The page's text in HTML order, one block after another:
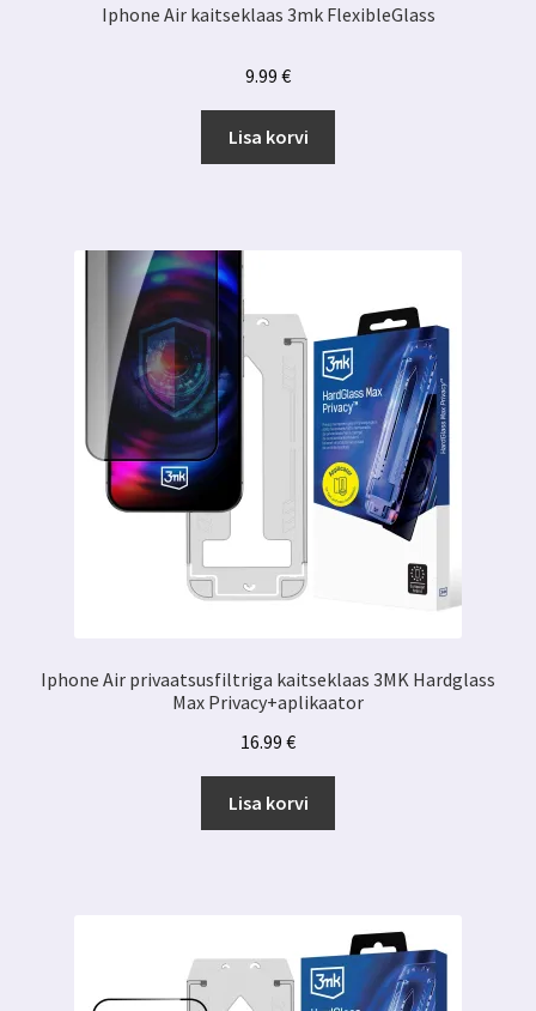
Iphone Air kaitseklaas 3mk FlexibleGlass
9.99 €
Lisa korvi
Iphone Air privaatsusfiltriga kaitseklaas 3MK Hardglass
Max Privacy+aplikaator
16.99 €
Lisa korvi